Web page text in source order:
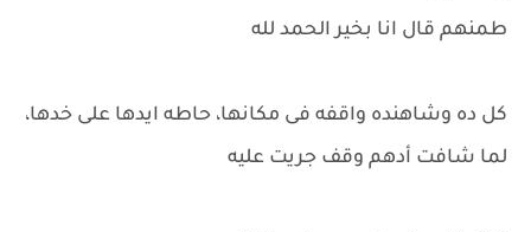
طمنهم قال انا بخير الحمد لله
كل ده وشاهنده واقفه فى مكانها، حاطه ايدها على خدها،
لما شافت أدهم وقف جريت عليه